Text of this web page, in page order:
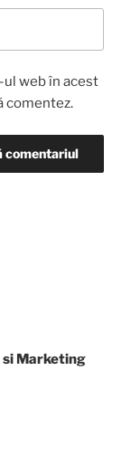
web în acest
comentez.
si Marketing